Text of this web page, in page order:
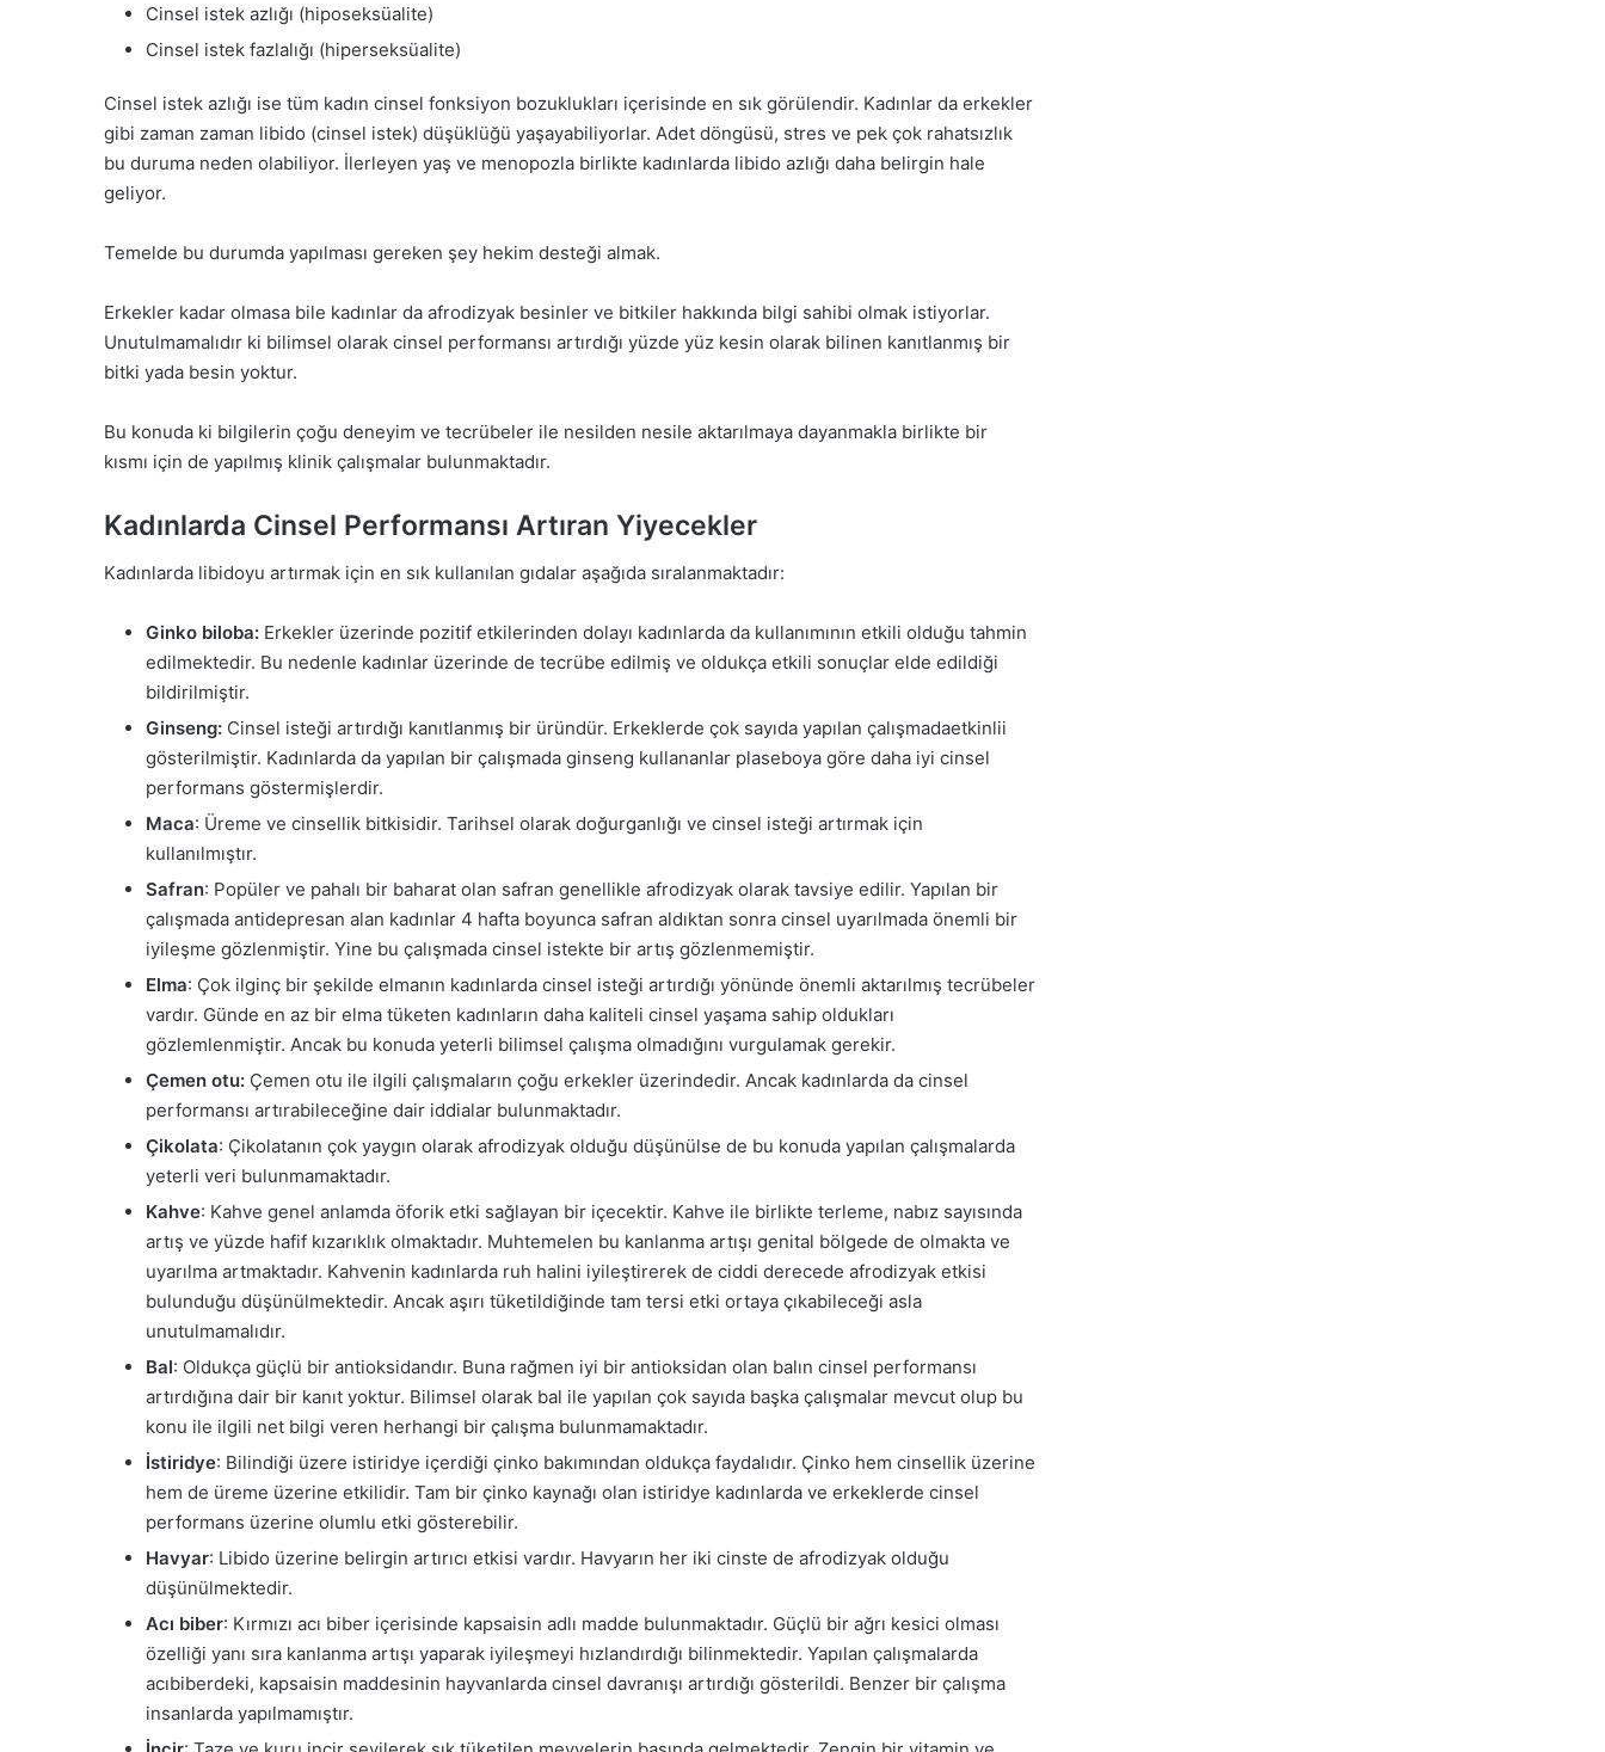
Cinsel istek azlığı (hiposeksüalite)
Cinsel istek fazlalığı (hiperseksüalite)
Cinsel istek azlığı ise tüm kadın cinsel fonksiyon bozuklukları içerisinde en sık görülendir. Kadınlar da erkekler
gibi zaman zaman libido (cinsel istek) düşüklüğü yaşayabiliyorlar. Adet döngüsü, stres ve pek çok rahatsızlık
bu duruma neden olabiliyor. İlerleyen yaş ve menopozla birlikte kadınlarda libido azlığı daha belirgin hale
geliyor.
Temelde bu durumda yapılması gereken şey hekim desteği almak.
Erkekler kadar olmasa bile kadınlar da afrodizyak besinler ve bitkiler hakkında bilgi sahibi olmak istiyorlar.
Unutulmamalıdır ki bilimsel olarak cinsel performansı artırdığı yüzde yüz kesin olarak bilinen kanıtlanmış bir
bitki yada besin yoktur.
Bu konuda ki bilgilerin çoğu deneyim ve tecrübeler ile nesilden nesile aktarılmaya dayanmakla birlikte bir
kısmı için de yapılmış klinik çalışmalar bulunmaktadır.
Kadınlarda Cinsel Performansı Artıran Yiyecekler
Kadınlarda libidoyu artırmak için en sık kullanılan gıdalar aşağıda sıralanmaktadır:
Ginko biloba: Erkekler üzerinde pozitif etkilerinden dolayı kadınlarda da kullanımının etkili olduğu tahmin
edilmektedir. Bu nedenle kadınlar üzerinde de tecrübe edilmiş ve oldukça etkili sonuçlar elde edildiği
bildirilmiştir.
Ginseng: Cinsel isteği artırdığı kanıtlanmış bir üründür. Erkeklerde çok sayıda yapılan çalışmadaetkinlii
gösterilmiştir. Kadınlarda da yapılan bir çalışmada ginseng kullananlar plaseboya göre daha iyi cinsel
performans göstermişlerdir.
Maca: Üreme ve cinsellik bitkisidir. Tarihsel olarak doğurganlığı ve cinsel isteği artırmak için
kullanılmıştır.
Safran: Popüler ve pahalı bir baharat olan safran genellikle afrodizyak olarak tavsiye edilir. Yapılan bir
çalışmada antidepresan alan kadınlar 4 hafta boyunca safran aldıktan sonra cinsel uyarılmada önemli bir
iyileşme gözlenmiştir. Yine bu çalışmada cinsel istekte bir artış gözlenmemiştir.
Elma: Çok ilginç bir şekilde elmanın kadınlarda cinsel isteği artırdığı yönünde önemli aktarılmış tecrübeler
vardır. Günde en az bir elma tüketen kadınların daha kaliteli cinsel yaşama sahip oldukları
gözlemlenmiştir. Ancak bu konuda yeterli bilimsel çalışma olmadığını vurgulamak gerekir.
Çemen otu: Çemen otu ile ilgili çalışmaların çoğu erkekler üzerindedir. Ancak kadınlarda da cinsel
performansı artırabileceğine dair iddialar bulunmaktadır.
Çikolata: Çikolatanın çok yaygın olarak afrodizyak olduğu düşünülse de bu konuda yapılan çalışmalarda
yeterli veri bulunmamaktadır.
Kahve: Kahve genel anlamda öforik etki sağlayan bir içecektir. Kahve ile birlikte terleme, nabız sayısında
artış ve yüzde hafif kızarıklık olmaktadır. Muhtemelen bu kanlanma artışı genital bölgede de olmakta ve
uyarılma artmaktadır. Kahvenin kadınlarda ruh halini iyileştirerek de ciddi derecede afrodizyak etkisi
bulunduğu düşünülmektedir. Ancak aşırı tüketildiğinde tam tersi etki ortaya çıkabileceği asla
unutulmamalıdır.
Bal: Oldukça güçlü bir antioksidandır. Buna rağmen iyi bir antioksidan olan balın cinsel performansı
artırdığına dair bir kanıt yoktur. Bilimsel olarak bal ile yapılan çok sayıda başka çalışmalar mevcut olup bu
konu ile ilgili net bilgi veren herhangi bir çalışma bulunmamaktadır.
İstiridye: Bilindiği üzere istiridye içerdiği çinko bakımından oldukça faydalıdır. Çinko hem cinsellik üzerine
hem de üreme üzerine etkilidir. Tam bir çinko kaynağı olan istiridye kadınlarda ve erkeklerde cinsel
performans üzerine olumlu etki gösterebilir.
Havyar: Libido üzerine belirgin artırıcı etkisi vardır. Havyarın her iki cinste de afrodizyak olduğu
düşünülmektedir.
Acı biber: Kırmızı acı biber içerisinde kapsaisin adlı madde bulunmaktadır. Güçlü bir ağrı kesici olması
özelliği yanı sıra kanlanma artışı yaparak iyileşmeyi hızlandırdığı bilinmektedir. Yapılan çalışmalarda
acıbiberdeki, kapsaisin maddesinin hayvanlarda cinsel davranışı artırdığı gösterildi. Benzer bir çalışma
insanlarda yapılmamıştır.